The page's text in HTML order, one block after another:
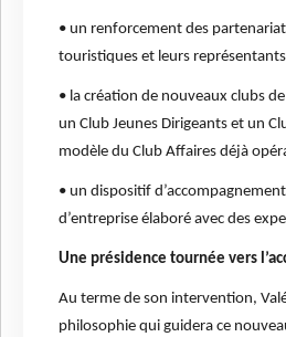
• un renforcement des
touristiques et leurs
• la création de nouveaux clubs
un Club Jeunes Dirigeants et un
modèle du Club Affaires déjà
• un dispositif
d’entreprise élaboré avec des
Une présidence tournée vers
Au terme de son intervention,
philosophie qui guidera ce